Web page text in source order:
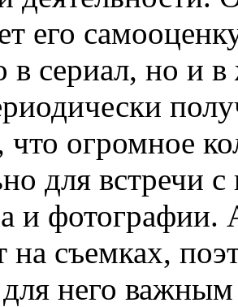
его
в сериал, но и
огромное
для встречи
и фотографии.
на съемках,
для него